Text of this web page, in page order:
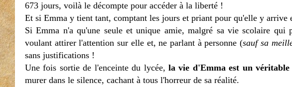
673 jours, voilà le décompte pour accéder à la liberté !
Et si Emma y tient tant, comptant les jours et priant pour qu'elle y arrive
Si Emma n'a qu'une seule et unique amie, malgré sa vie scolaire
voulant attirer l'attention sur elle et, ne parlant à personne (sauf sa
sans justifications !
Une fois sortie de l'enceinte du lycée, la vie d'Emma est un véritable
murer dans le silence, cachant à tous l'horreur de sa réalité.